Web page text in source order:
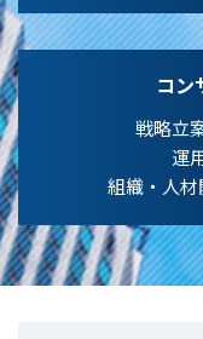
コン
戦略立
運
組織・人